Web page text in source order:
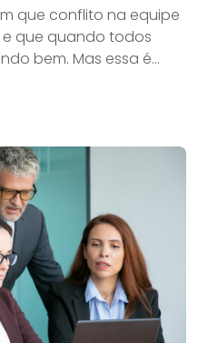
que conflito na equipe
que quando todos
bem. Mas essa é…